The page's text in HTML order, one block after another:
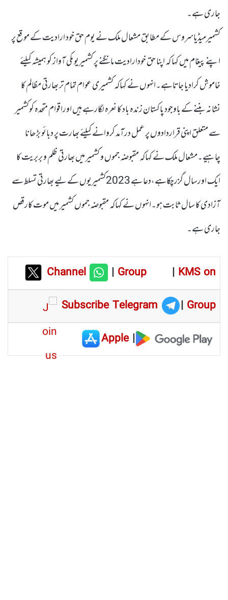
جاری ہے۔
کشمیرمیڈیاسروس کے مطابق مشعال ملک نے یوم حق خود ارادیت کے موقع پر
اپنے پیغام میں کہا کہ اپنا حق خودارادیت مانگنے پر کشمیریوںکی آواز کو ہمیشہ کیلئے
خاموش کرادیا جاتاہے۔انہوں نے کہاکہ کشمیری عوام تمام تر بھارتی مظالم کا
نشانہ بننے کے باوجود پاکستان زندہ باد کا نعرہ لگارہے ہیں اوراقوام متحدہ کوکشمیر
سے متعلق اپنی قراردادوں پر عمل درآمد کروانے کیلئے بھارت پر دبائو بڑھانا
چاہیے۔مشعال ملک نے کہاکہ مقبوضہ جموں و کشمیر میں بھارتی ظلم و بربریت کا
ایک اورسال گزرچکاہے،دعا ہے 2023کشمیریوں کے لیے بھارتی تسلط سے
آزادی کا سال ثابت ہو۔انہوں نے کہاکہ مقبوضہ جموں کشمیر میں موت کارقص
جاری ہے۔
Channel |Group | KMS on
Subscribe Telegram
| Group
|
Apple